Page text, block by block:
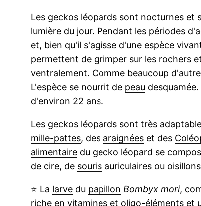
Les geckos léopards sont nocturnes et
lumière du jour. Pendant les périodes
et, bien qu'il s'agisse d'une espèce
permettent de grimper sur les rochers
ventralement. Comme beaucoup
L'espèce se nourrit de peau
d'environ 22 ans.
Les geckos léopards sont très
mille-pattes, des araignées et des
alimentaire du gecko léopard se
de cire, de souris auriculaires ou
⭐ La larve du papillon Bombyx mori,
riche en vitamines et oligo-éléments et